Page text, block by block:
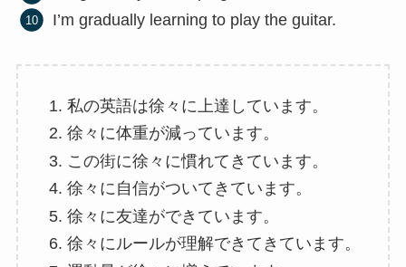
I’m gradually learning to play the guitar.
私の英語は徐々に上達しています。
徐々に体重が減っています。
この街に徐々に慣れてきています。
徐々に自信がついてきています。
徐々に友達ができています。
徐々にルールが理解できてきています。